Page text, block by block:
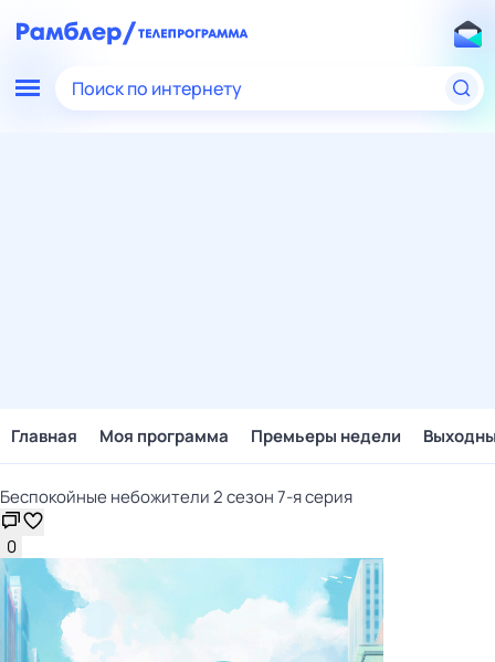
Поиск по интернету
Главная Моя программа Премьеры недели
Беспокойные небожители 2 сезон 7-я серия
0